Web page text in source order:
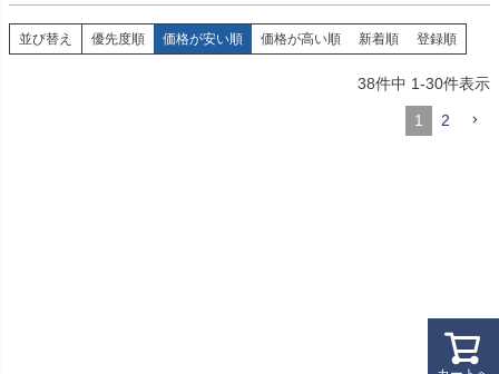
並び替え 優先度順 価格が安い順 価格が高い順 新着順 登録順
38件中 1-30件表示
1 2